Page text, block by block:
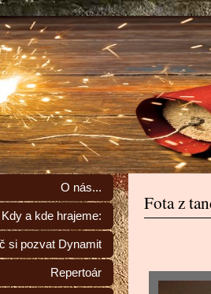
O nás...
Kdy a kde hrajeme:
si pozvat Dynamit
Repertoár
Fota z